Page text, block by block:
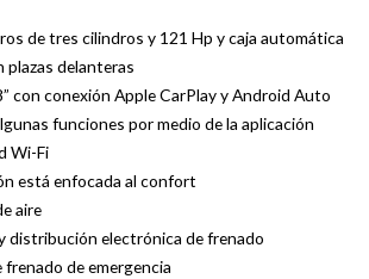
de tres cilindros y 121 Hp y caja automática
plazas delanteras
con conexión Apple CarPlay y Android Auto
funciones por medio de la aplicación
Wi-Fi
está enfocada al confort
aire
distribución electrónica de frenado
de emergencia